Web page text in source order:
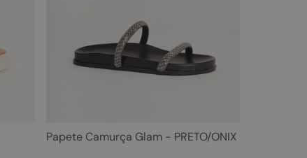
Papete Camurça Glam - PRETO/ONIX